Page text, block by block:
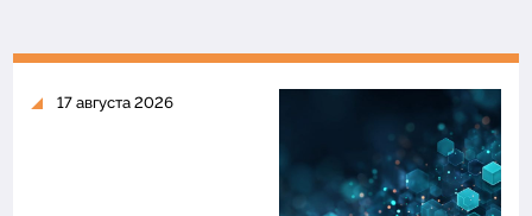
17 августа 2026